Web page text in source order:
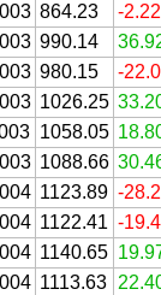
864.23
-
990.14
980.15
-
1026.25
1058.05
1088.66
1123.89 -
1122.41 -
1140.65
1113.63